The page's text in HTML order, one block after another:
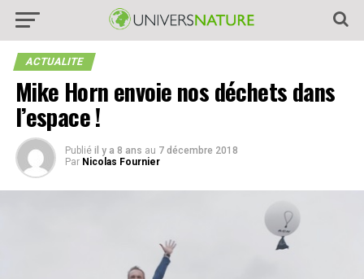
ACTUALITE
Mike Horn envoie nos déchets dans
l’espace !
Publié il y a 8 ans au 7 décembre 2018
Par Nicolas Fournier